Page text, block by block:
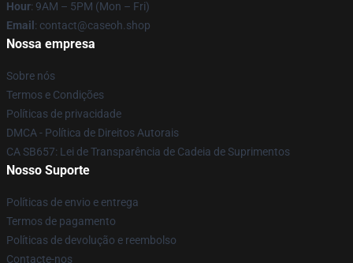
Hour: 9AM – 5PM (Mon – Fri)
Email : contact@caseoh.shop
Nossa empresa
Sobre nós
Termos e Condições
Políticas de privacidade
DMCA - Política de Direitos Autorais
CA SB657: Lei de Transparência de Cadeia de Suprimentos
Nosso Suporte
Políticas de envio e entrega
Termos de pagamento
Políticas de devolução e reembolso
Contacte-nos